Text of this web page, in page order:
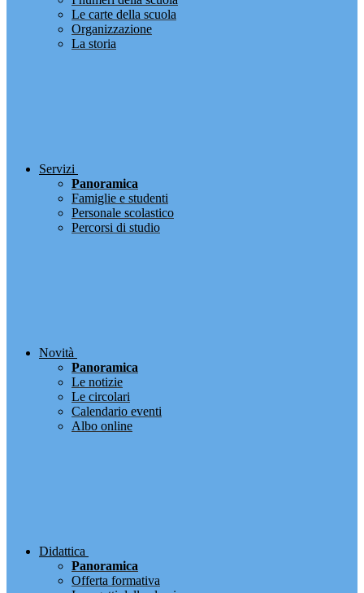
Le carte della scuola
Organizzazione
La storia
Servizi
Panoramica
Famiglie e studenti
Personale scolastico
Percorsi di studio
Novità
Panoramica
Le notizie
Le circolari
Calendario eventi
Albo online
Didattica
Panoramica
Offerta formativa